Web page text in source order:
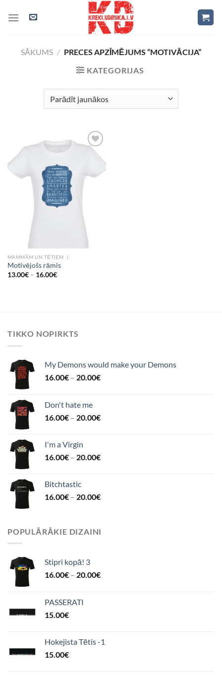
SĀKUMS / PRECES APZĪMĒJUMS “MOTIVĀCIJA”
KATEGORIJAS
Wishlist
MAMMĀM UN TĒTIEM :)
Motivējošs rāmis
13.00€– 16.00€
TIKKO NOPIRKTS
My Demons would make your Demons
16.00€ – 20.00€
Don't hate me
16.00€ – 20.00€
I'm a Virgin
16.00€ – 20.00€
Bitchtastic
16.00€ – 20.00€
POPULĀRĀKIE DIZAINI
Stipri kopā! 3
16.00€ – 20.00€
PASSERATI
15.00€
Hokejista Tētis -1
15.00€